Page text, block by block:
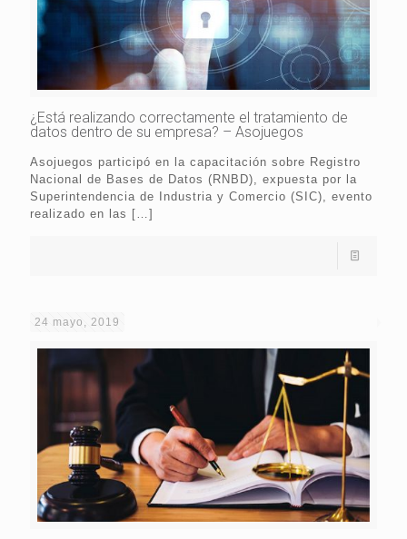
¿Está realizando correctamente el tratamiento de
datos dentro de su empresa? – Asojuegos
Asojuegos participó en la capacitación sobre Registro
Nacional de Bases de Datos (RNBD), expuesta por la
Superintendencia de Industria y Comercio (SIC), evento
realizado en las […]
24 mayo, 2019